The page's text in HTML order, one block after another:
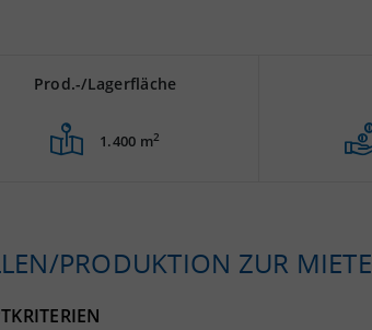
Prod.-/Lagerfläche
1.400 m2
PRODUKTION ZUR MIETE